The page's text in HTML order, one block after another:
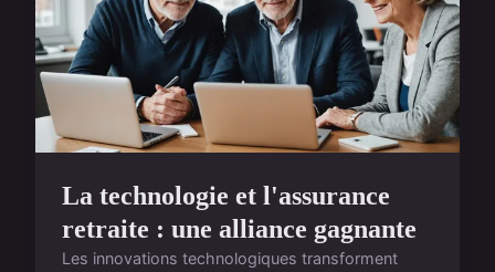
La technologie et l'assurance
retraite : une alliance gagnante
Les innovations technologiques transforment